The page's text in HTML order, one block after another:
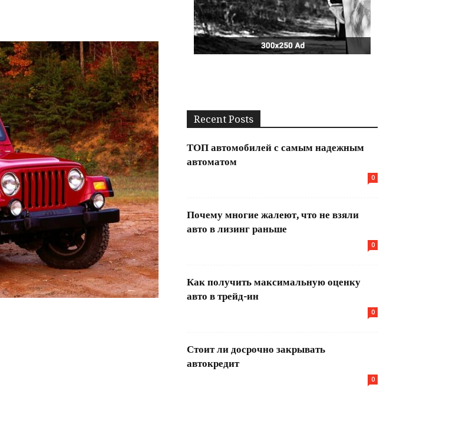
Recent Posts
ТОП автомобилей с самым надежным
автоматом
0
Почему многие жалеют, что не взяли
авто в лизинг раньше
0
Как получить максимальную оценку
авто в трейд-ин
0
Стоит ли досрочно закрывать
автокредит
0